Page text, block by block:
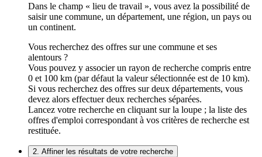
Dans le champ « lieu de travail », vous avez la possibilité de
saisir une commune, un département, une région, un pays ou
un continent.
Vous recherchez des offres sur une commune et ses
alentours ?
Vous pouvez y associer un rayon de recherche compris entre
0 et 100 km (par défaut la valeur sélectionnée est de 10 km).
Si vous recherchez des offres sur deux départements, vous
devez alors effectuer deux recherches séparées.
Lancez votre recherche en cliquant sur la loupe ; la liste des
offres d'emploi correspondant à vos critères de recherche est
restituée.
2. Affiner les résultats de votre recherche